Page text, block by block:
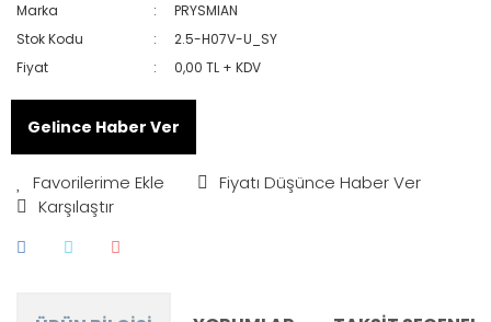
Marka
PRYSMIAN
Stok Kodu
2.5-H07V-U_SY
Fiyat
0,00 TL + KDV
Gelince Haber Ver
Fiyatı Düşünce Haber Ver
Karşılaştır